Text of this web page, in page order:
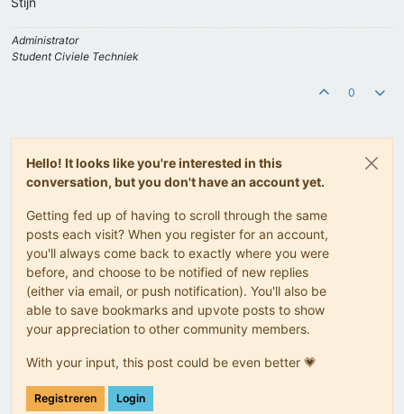
Administrator
Student Civiele Techniek
0
Hello! It looks like you're interested in this
conversation, but you don't have an account yet.
Getting fed up of having to scroll through the same
posts each visit? When you register for an account,
you'll always come back to exactly where you were
before, and choose to be notified of new replies
(either via email, or push notification). You'll also be
able to save bookmarks and upvote posts to show
your appreciation to other community members.
With your input, this post could be even better 💗
Registreren Login